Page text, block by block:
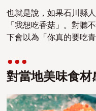
也就是說，如果石川縣
「我想吃香菇」。對聽
下會以為「你真的要吃
對當地美味食